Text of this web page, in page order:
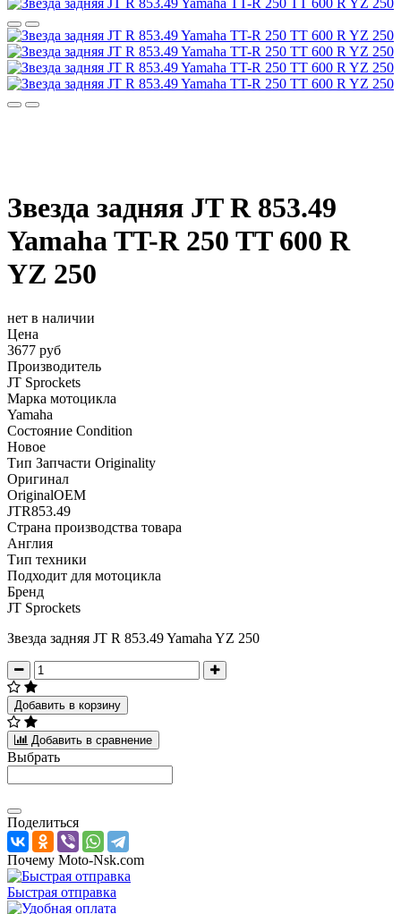
Звезда задняя JT R 853.49
Yamaha TT-R 250 TT 600 R
YZ 250
нет в наличии
Цена
3677 руб
Производитель
JT Sprockets
Марка мотоцикла
Yamaha
Состояние Condition
Новое
Тип Запчасти Originality
Оригинал
OriginalOEM
JTR853.49
Страна производства товара
Англия
Тип техники
Подходит для мотоцикла
Бренд
JT Sprockets
Звезда задняя JT R 853.49 Yamaha YZ 250
Добавить в корзину
Добавить в сравнение
Выбрать
Поделиться
Почему Moto-Nsk.com
Быстрая отправка